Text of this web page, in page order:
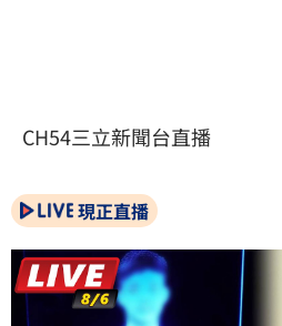
CH54三立新聞台直播
現正直播